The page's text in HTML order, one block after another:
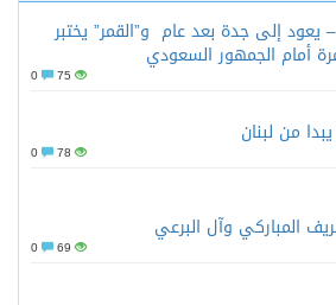
إلى جدة بعد عام و”القمر” يختبر
أمام الجمهور السعودي
75
من لبنان
78
المباركي وآل البرعي
69